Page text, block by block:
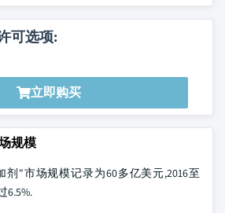
可选项:
立即购买
规模
剂"市场规模记录为60多亿美元,2016至
6.5%.